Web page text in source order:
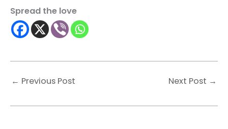
Spread the love
← Previous Post Next Post →